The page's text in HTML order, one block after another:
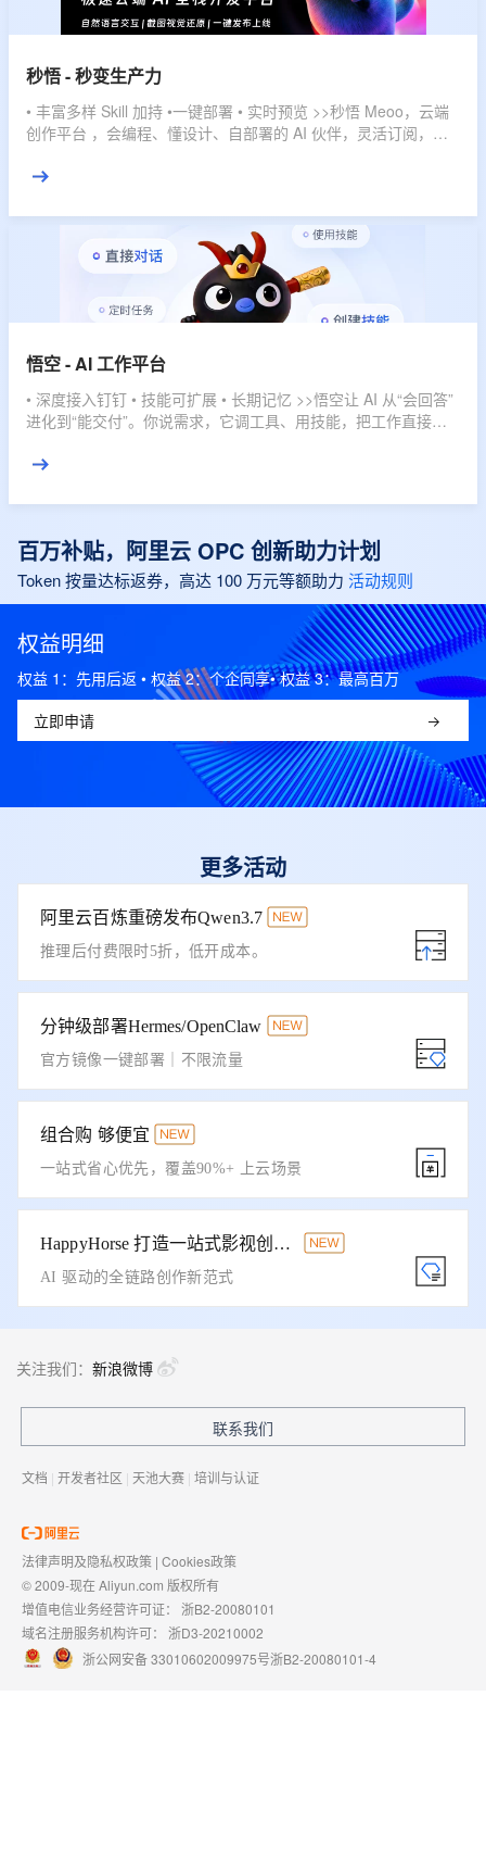
秒悟 - 秒变生产力
• 丰富多样 Skill 加持 •一键部署 • 实时预览 >>秒悟 Meoo，云端
创作平台 ，会编程、懂设计、自部署的 AI 伙伴，灵活订阅，多
悟空 - AI 工作平台
• 深度接入钉钉 • 技能可扩展 • 长期记忆 >>悟空让 AI 从“会回答”
进化到“能交付”。你说需求，它调工具、用技能，把工作直接推
百万补贴，阿里云 OPC 创新助力计划
Token 按量达标返券，高达 100 万元等额助力 活动规则
权益明细
权益 1：先用后返 • 权益 2：个企同享• 权益 3：最高百万
立即申请
更多活动
阿里云百炼重磅发布Qwen3.7
推理后付费限时5折，低开成本。
分钟级部署Hermes/OpenClaw
官方镜像一键部署｜不限流量
组合购 够便宜
一站式省心优先，覆盖90%+ 上云场景
HappyHorse 打造一站式影视创作平台
AI 驱动的全链路创作新范式
关注我们： 新浪微博
联系我们
文档 | 开发者社区 | 天池大赛 | 培训与认证
法律声明及隐私权政策 | Cookies政策
© 2009-现在 Aliyun.com 版权所有
增值电信业务经营许可证： 浙B2-20080101
域名注册服务机构许可： 浙D3-20210002
浙公网安备 33010602009975号浙B2-20080101-4